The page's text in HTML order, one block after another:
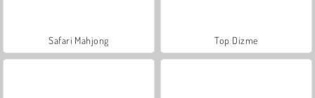
Safari Mahjong Top Dizme